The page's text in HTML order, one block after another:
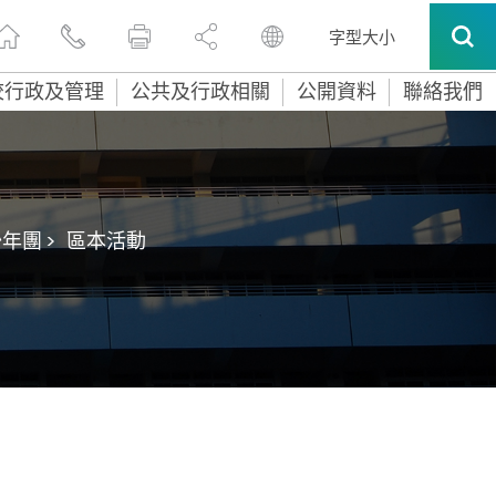
字型大小
政及管理 公共及行政相關 公開資料 聯絡我們
團 > 區本活動